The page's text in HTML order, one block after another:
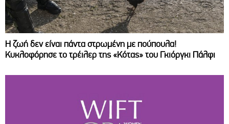
Η ζωή δεν είναι πάντα στρωμένη με πούπουλα!
Κυκλοφόρησε το τρέιλερ της «Κότας» του Γκιόργκι Πάλφι